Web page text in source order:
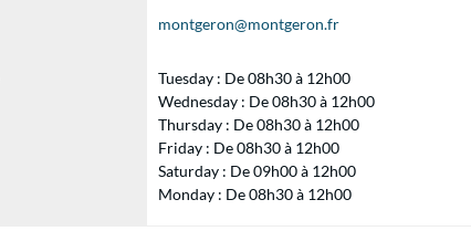
montgeron@montgeron.fr
Tuesday : De 08h30 à 12h00
Wednesday : De 08h30 à 12h00
Thursday : De 08h30 à 12h00
Friday : De 08h30 à 12h00
Saturday : De 09h00 à 12h00
Monday : De 08h30 à 12h00